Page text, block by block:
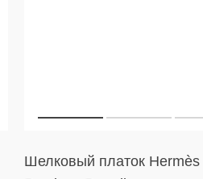
Шелковый платок Hermès